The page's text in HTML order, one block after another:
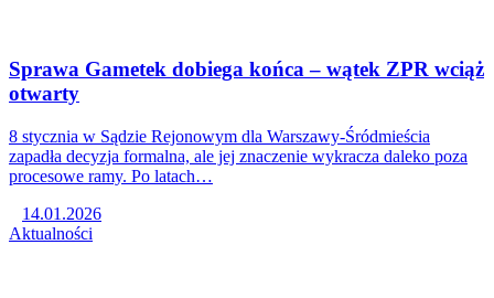
Sprawa Gametek dobiega końca – wątek ZPR wciąż
otwarty
8 stycznia w Sądzie Rejonowym dla Warszawy-Śródmieścia
zapadła decyzja formalna, ale jej znaczenie wykracza daleko poza
procesowe ramy. Po latach…
14.01.2026
Aktualności